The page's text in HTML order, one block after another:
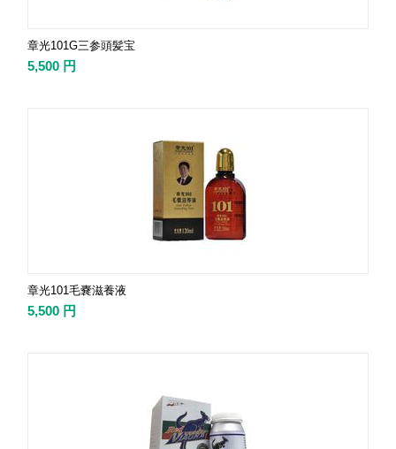
章光101G三参頭髪宝
5,500 円
章光101毛嚢滋養液
5,500 円